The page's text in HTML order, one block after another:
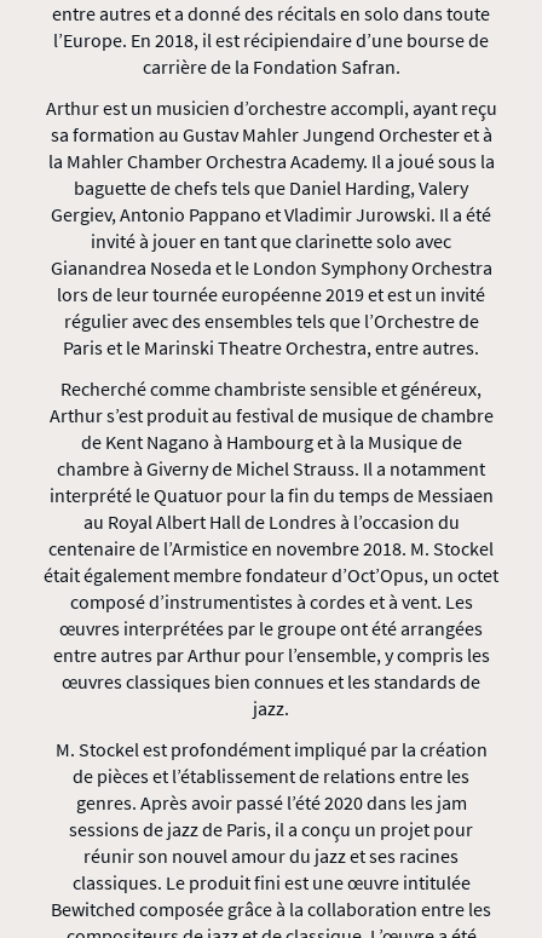
entre autres et a donné des récitals en solo dans toute
l’Europe. En 2018, il est récipiendaire d’une bourse de
carrière de la Fondation Safran.
Arthur est un musicien d’orchestre accompli, ayant reçu
sa formation au Gustav Mahler Jungend Orchester et à
la Mahler Chamber Orchestra Academy. Il a joué sous la
baguette de chefs tels que Daniel Harding, Valery
Gergiev, Antonio Pappano et Vladimir Jurowski. Il a été
invité à jouer en tant que clarinette solo avec
Gianandrea Noseda et le London Symphony Orchestra
lors de leur tournée européenne 2019 et est un invité
régulier avec des ensembles tels que l’Orchestre de
Paris et le Marinski Theatre Orchestra, entre autres.
Recherché comme chambriste sensible et généreux,
Arthur s’est produit au festival de musique de chambre
de Kent Nagano à Hambourg et à la Musique de
chambre à Giverny de Michel Strauss. Il a notamment
interprété le Quatuor pour la fin du temps de Messiaen
au Royal Albert Hall de Londres à l’occasion du
centenaire de l’Armistice en novembre 2018. M. Stockel
était également membre fondateur d’Oct’Opus, un octet
composé d’instrumentistes à cordes et à vent. Les
œuvres interprétées par le groupe ont été arrangées
entre autres par Arthur pour l’ensemble, y compris les
œuvres classiques bien connues et les standards de
jazz.
M. Stockel est profondément impliqué par la création
de pièces et l’établissement de relations entre les
genres. Après avoir passé l’été 2020 dans les jam
sessions de jazz de Paris, il a conçu un projet pour
réunir son nouvel amour du jazz et ses racines
classiques. Le produit fini est une œuvre intitulée
Bewitched composée grâce à la collaboration entre les